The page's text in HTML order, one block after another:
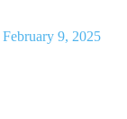
February 9, 2025